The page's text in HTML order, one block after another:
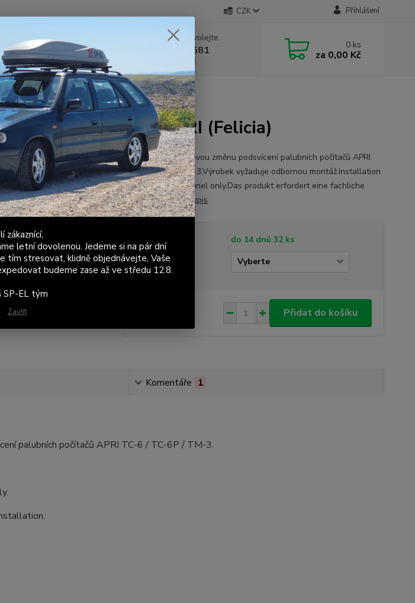
CZK Přihlášení
Hledat
Nevíte si rady? Zavolejte.
+420 603 411 581
Po - Pá 9:00 - 17:00
0 ks
za 0,00 Kč
palubního počítače APRI (Felicia)
počítače APRI (Felicia)
Provádíme zakázkovou změnu podsvícení palubních počítačů APRI
TC-6 / TC-6P / TM-3.Výrobek vyžaduje odbornou montáž.Installation
by qualified personnel only.Das produkt erfordert eine fachliche
installation.celý popis
Dostupnost
do 14 dnů 32 ks
Barvy
Přidat do košíku
Komentáře 1
palubních počítačů APRI TC-6 / TC-6P / TM-3.
zákaznící,
letní dovolenou. Jedeme si na pár dní
tím stresovat, klidně objednávejte, Vaše
budeme zase až ve středu 12.8.
SP-EL tým
Zavřít